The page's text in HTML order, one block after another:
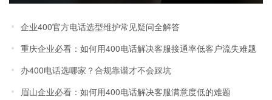
办理？
企业400官方电话选型维护常见疑问全解答
重庆企业必看：如何用400电话解决客服接通率低客户流失难题
办400电话选哪家？合规靠谱才不会踩坑
眉山企业必看：如何用400电话解决客服满意度低的难题